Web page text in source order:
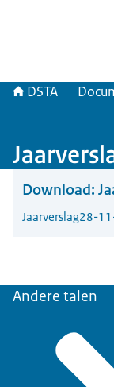
DSTA
Download:
Jaarverslag28-
Andere talen